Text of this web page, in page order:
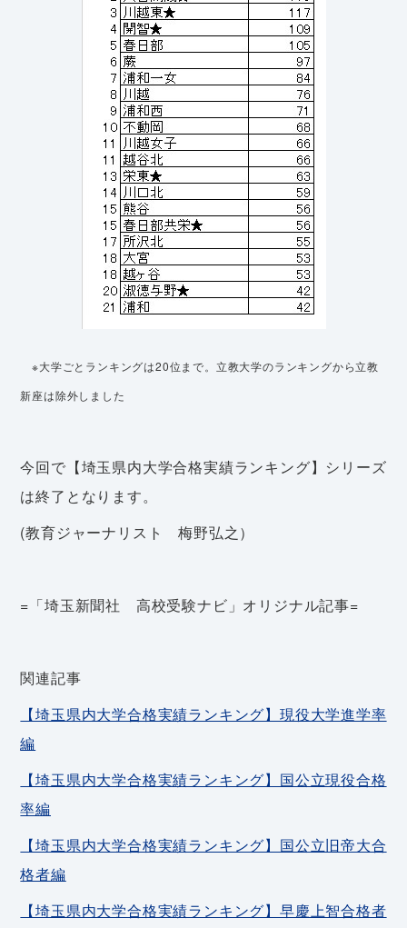
※大学ごとランキングは20位まで。立教大学のランキングから立教
新座は除外しました
今回で【埼玉県内大学合格実績ランキング】シリーズ
は終了となります。
(教育ジャーナリスト 梅野弘之）
=「埼玉新聞社 高校受験ナビ」オリジナル記事=
関連記事
【埼玉県内大学合格実績ランキング】現役大学進学率
編
【埼玉県内大学合格実績ランキング】国公立現役合格
率編
【埼玉県内大学合格実績ランキング】国公立旧帝大合
格者編
【埼玉県内大学合格実績ランキング】早慶上智合格者